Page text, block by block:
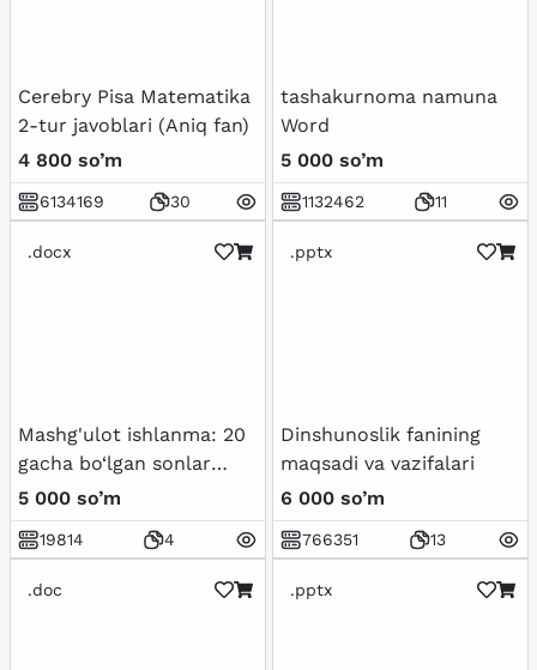
Cerebry Pisa Matematika
2-tur javoblari (Aniq fan)
4 800 so’m
6134169 30
tashakurnoma namuna
Word
5 000 so’m
1132462 11
.docx
Mashg'ulot ishlanma: 20
gacha bo‘lgan sonlar
bilan tanishtirish.
5 000 so’m
19814 4
.pptx
Dinshunoslik fanining
maqsadi va vazifalari
6 000 so’m
766351 13
.doc .pptx